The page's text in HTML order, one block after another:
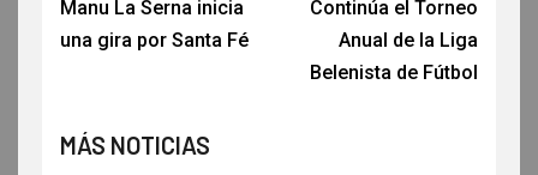
Manu La Serna inicia
una gira por Santa Fé
Continúa el Torneo
Anual de la Liga
Belenista de Fútbol
MÁS NOTICIAS